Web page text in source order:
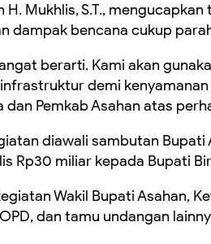
H. Mukhlis, S.T.,
dampak bencana cukup
berarti. Kami akan
demi
dan Pemkab Asahan atas
diawali sambutan
Rp30 miliar kepada Bupati
Wakil Bupati Asahan,
dan tamu undangan